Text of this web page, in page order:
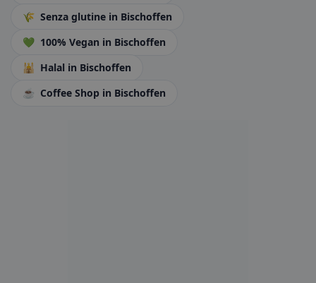
🌾 Senza glutine in Bischoffen
💚 100% Vegan in Bischoffen
🕌 Halal in Bischoffen
☕ Coffee Shop in Bischoffen